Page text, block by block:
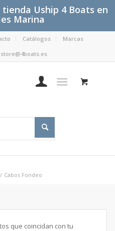
Uship 4 Boats en
Marina
Catálogos
Marcas
store@4boats.es
/ Cabos Fondeo
que coincidan con tu